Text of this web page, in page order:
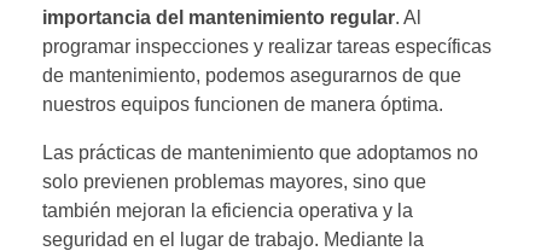
importancia del mantenimiento regular. Al
programar inspecciones y realizar tareas específicas
de mantenimiento, podemos asegurarnos de que
nuestros equipos funcionen de manera óptima.
Las prácticas de mantenimiento que adoptamos no
solo previenen problemas mayores, sino que
también mejoran la eficiencia operativa y la
seguridad en el lugar de trabajo. Mediante la